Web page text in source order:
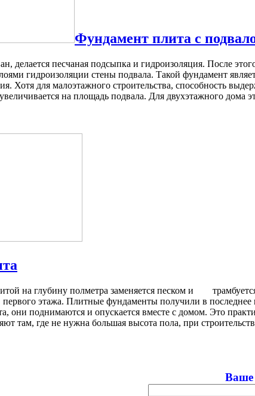
Фундамент плита с
делается песчаная подсыпка и гидроизоляция. После
гидроизоляции стены подвала. Такой фундамент
Хотя для малоэтажного строительства, способность
на площадь подвала. Для двухэтажного дома
на глубину полметра заменяется песком и
первого этажа. Плитные фундаменты получили в
они поднимаются и опускается вместе с домом. Это
там, где не нужна большая высота пола, при